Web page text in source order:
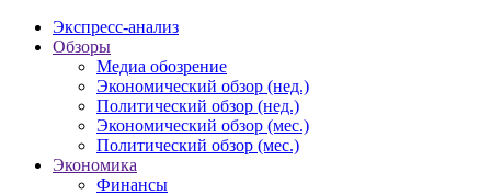
Экспресс-анализ
Обзоры
Медиа обозрение
Экономический обзор (нед.)
Политический обзор (нед.)
Экономический обзор (мес.)
Политический обзор (мес.)
Экономика
Финансы